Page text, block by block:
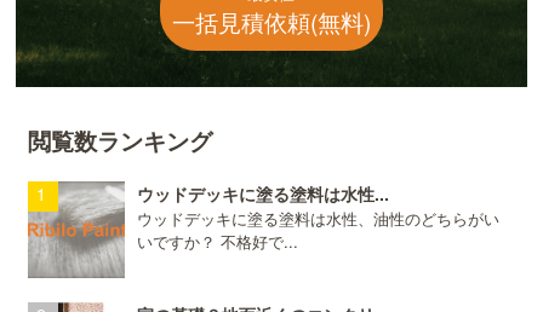
一括見積依頼(無料)
閲覧数ランキング
ウッドデッキに塗る塗料は水性...
ウッドデッキに塗る塗料は水性、油性のどちらがい
いですか？ 不格好で...